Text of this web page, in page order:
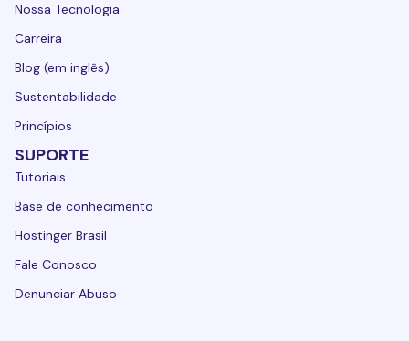
Nossa Tecnologia
Carreira
Blog (em inglês)
Sustentabilidade
Princípios
SUPORTE
Tutoriais
Base de conhecimento
Hostinger Brasil
Fale Conosco
Denunciar Abuso